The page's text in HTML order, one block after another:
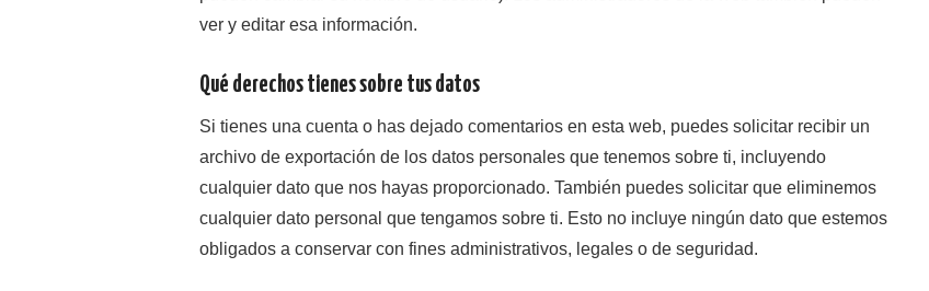
ver y editar esa información.
Qué derechos tienes sobre tus datos
Si tienes una cuenta o has dejado comentarios en esta web, puedes solicitar recibir un
archivo de exportación de los datos personales que tenemos sobre ti, incluyendo
cualquier dato que nos hayas proporcionado. También puedes solicitar que eliminemos
cualquier dato personal que tengamos sobre ti. Esto no incluye ningún dato que estemos
obligados a conservar con fines administrativos, legales o de seguridad.